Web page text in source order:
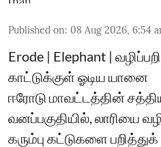
Published on: 08 Aug 2026, 6:54
Erode | Elephant |
காட்டுக்குள் ஓடிய யானை
ஈரோடு மாவட்டத்தின்
வனப்பகுதியில், லாரியை
கரும்பு கட்டுகளை